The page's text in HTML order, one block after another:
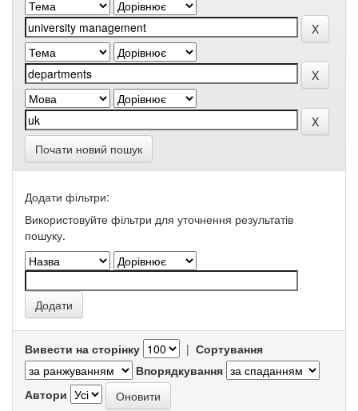
Почати новий пошук
Додати фільтри:
Використовуйте фільтри для уточнення результатів
пошуку.
Вивести на сторінку | Сортування
Впорядкування
Автори